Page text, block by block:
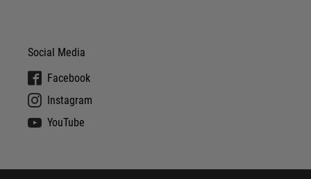
Social Media
Facebook
Instagram
YouTube